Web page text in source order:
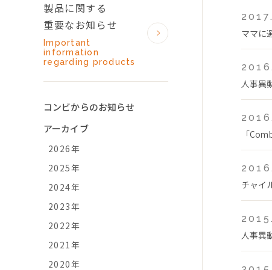
ママに
人事異
「
チャイ
人事異
製品に関する
重要なお知らせ
Important
information
regarding products
コンビからのお知らせ
アーカイブ
2026年
2025年
2024年
2023年
2022年
2021年
2020年